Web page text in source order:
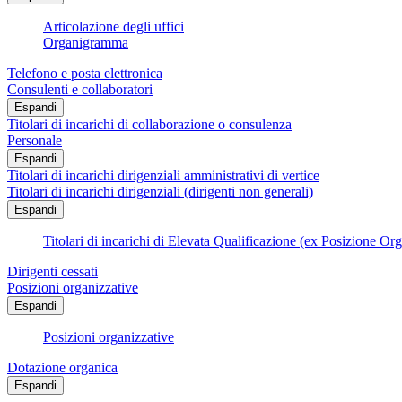
Articolazione degli uffici
Organigramma
Telefono e posta elettronica
Consulenti e collaboratori
Espandi
Titolari di incarichi di collaborazione o consulenza
Personale
Espandi
Titolari di incarichi dirigenziali amministrativi di vertice
Titolari di incarichi dirigenziali (dirigenti non generali)
Espandi
Titolari di incarichi di Elevata Qualificazione (ex Posizione
Dirigenti cessati
Posizioni organizzative
Espandi
Posizioni organizzative
Dotazione organica
Espandi